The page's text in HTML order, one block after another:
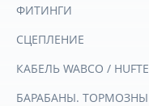
ФИТИНГИ
СЦЕПЛЕНИЕ
КАБЕЛЬ WABCO /
БАРАБАНЫ.